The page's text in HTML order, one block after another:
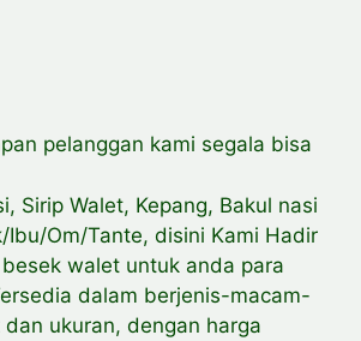
pelanggan kami segala bisa
Sirip Walet, Kepang, Bakul nasi
Ibu/Om/Tante, disini Kami Hadir
walet untuk anda para
dalam berjenis-macam-
ukuran, dengan harga